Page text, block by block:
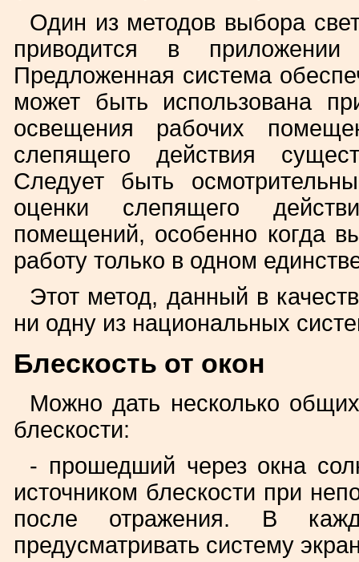
Один из методов выбора
приводится в
Предложенная система
может быть использована
освещения рабочих
слепящего действия
Следует быть
оценки слепящего
помещений, особенно когда
работу только в одном
Этот метод, данный в
ни одну из национальных
Блескость от окон
Можно дать несколько
блескости:
- прошедший через окна
источником блескости при
после отражения. В
предусматривать систему